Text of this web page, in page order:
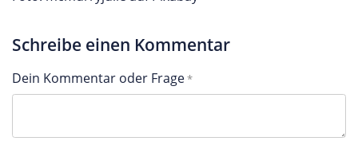
Schreibe einen Kommentar
Dein Kommentar oder Frage